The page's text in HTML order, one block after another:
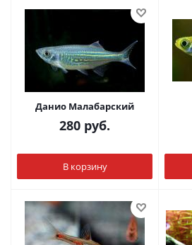
Данио Малабарский
280 руб.
В корзину